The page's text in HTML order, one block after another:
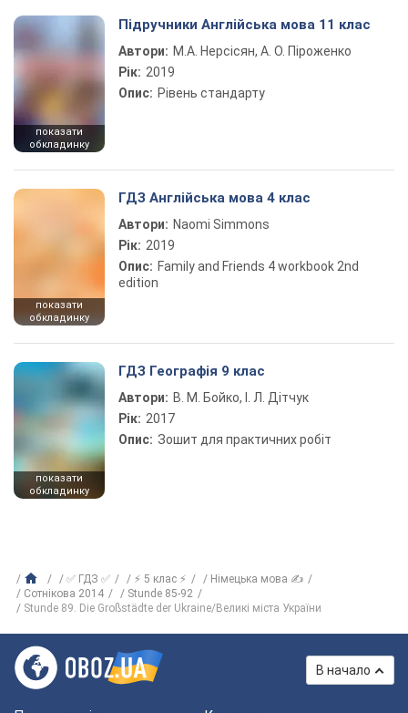
показати
обкладинку
Підручники Англійська мова 11 клас
Автори: М.А. Нерсісян, А. О. Піроженко
Рік: 2019
Опис: Рівень стандарту
показати
обкладинку
ГДЗ Англійська мова 4 клас
Автори: Naomi Simmons
Рік: 2019
Опис: Family and Friends 4 workbook 2nd
edition
показати
обкладинку
ГДЗ Географія 9 клас
Автори: В. М. Бойко, І. Л. Дітчук
Рік: 2017
Опис: Зошит для практичних робіт
✅ ГДЗ ✅ ⚡ 5 клас ⚡
Німецька мова ✍
Сотнікова 2014
Stunde 85-92
Stunde 89. Die Großstädte der Ukraine/Великі міста України
В начало